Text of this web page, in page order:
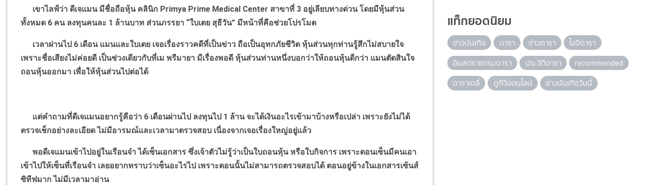
เขาไลฟ์ว่า ดีเจแมน มีชื่อถือหุ้น คลินิก Primya Prime Medical Center สาขาที่ 3 อยู่เลียบทางด่วน โดยมีหุ้นส่วน
ทั้งหมด 6 คน ลงทุนคนละ 1 ล้านบาท ส่วนภรรยา “ใบเตย สุธีวัน” มีหน้าที่คือช่วยโปรโมต
เวลาผ่านไป 6 เดือน แมนและใบเตย เจอเรื่องราวคดีที่เป็นข่าว ถือเป็นอุทกภัยชีวิต หุ้นส่วนทุกท่านรู้สึกไม่สบายใจ
เพราะชื่อเสียงไม่ค่อยดี เป็นช่วงเดียวกับที่เม พรีมายา มีเรื่องพอดี หุ้นส่วนท่านหนึ่งบอกว่าให้ถอนหุ้นดีกว่า แมนตัดสินใจ
ถอนหุ้นออกมา เพื่อให้หุ้นส่วนไปต่อได้
แต่คำถามที่ดีเจแมนอยากรู้คือว่า 6 เดือนผ่านไป ลงทุนไป 1 ล้าน จะได้เงินอะไรเข้ามาบ้างหรือเปล่า เพราะยังไม่ได้
ตรวจเช็กอย่างละเอียด ไม่มีอารมณ์และเวลามาตรวจสอบ เนื่องจากเจอเรื่องใหญ่อยู่แล้ว
พอดีเจแมนเข้าไปอยู่ในเรือนจำ ได้เซ็นเอกสาร ซึ่งเจ้าตัวไม่รู้ว่าเป็นใบถอนหุ้น หรือใบกิจการ เพราะตอนเซ็นมีคนเอา
เข้าไปให้เซ็นที่เรือนจำ เลยอยากทราบว่าเซ็นอะไรไป เพราะตอนนั้นไม่สามารถตรวจสอบได้ ตอนอยู่ข้างในเอกสารเซ้นส์
ซิทีฟมาก ไม่มีเวลามาอ่าน
แท็กยอดนิยม
ข่าวบันเทิง ดารา ข่าวดารา
ไอจีดารา
อินสตราแกรมดารา
ประวัติดารา
recommended
ดาราเดลี่
ดูทีวีออนไลน์ ข่าวบันเทิงวันนี้